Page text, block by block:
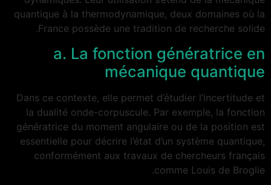
quantique à la thermodynamique, deux domaines où la
France possède une tradition de recherche solide.
a. La fonction génératrice en
mécanique quantique
Dans ce contexte, elle permet d’étudier l’incertitude et
la dualité onde-corpuscule. Par exemple, la fonction
génératrice du moment angulaire ou de la position est
essentielle pour décrire l’état d’un système quantique,
conformément aux travaux de chercheurs français
comme Louis de Broglie.